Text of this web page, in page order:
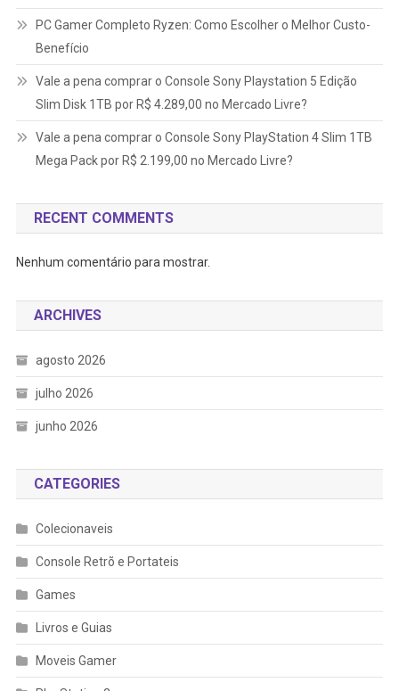
PC Gamer Completo Ryzen: Como Escolher o Melhor Custo-
Benefício
Vale a pena comprar o Console Sony Playstation 5 Edição
Slim Disk 1TB por R$ 4.289,00 no Mercado Livre?
Vale a pena comprar o Console Sony PlayStation 4 Slim 1TB
Mega Pack por R$ 2.199,00 no Mercado Livre?
RECENT COMMENTS
Nenhum comentário para mostrar.
ARCHIVES
agosto 2026
julho 2026
junho 2026
CATEGORIES
Colecionaveis
Console Retrõ e Portateis
Games
Livros e Guias
Moveis Gamer